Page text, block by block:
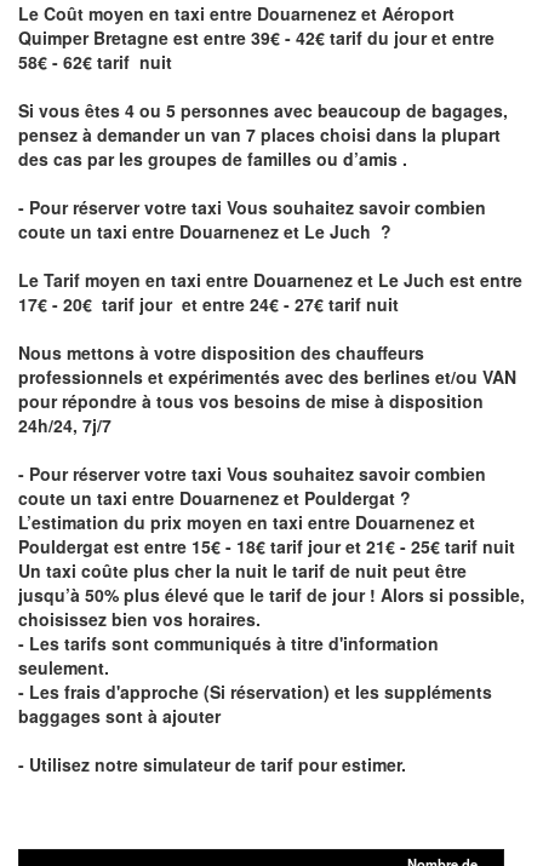
Le Coût moyen en taxi entre Douarnenez et Aéroport
Quimper Bretagne est entre 39€ - 42€ tarif du jour et entre
58€ - 62€ tarif nuit
Si vous êtes 4 ou 5 personnes avec beaucoup de bagages,
pensez à demander un van 7 places choisi dans la plupart
des cas par les groupes de familles ou d’amis .
- Pour réserver votre taxi Vous souhaitez savoircombien
coute un taxi entre Douarnenez et Le Juch ?
Le Tarif moyen en taxi entre Douarnenez et Le Juch est entre
17€ - 20€ tarif jour et entre 24€ - 27€ tarif nuit
Nous mettons à votre disposition des chauffeurs
professionnels et expérimentés avec des berlines et/ou VAN
pour répondre à tous vos besoins de mise à disposition
24h/24, 7j/7
- Pour réserver votre taxi Vous souhaitez savoircombien
coute un taxi entre Douarnenez et Pouldergat ?
L’estimation du prix moyen en taxi entre Douarnenez et
Pouldergat est entre 15€ - 18€ tarif jour et 21€ - 25€ tarif nuit
Un taxi coûte plus cher la nuit le tarif de nuit peut être
jusqu’à 50% plus élevé que le tarif de jour ! Alors si possible,
choisissez bien vos horaires.
- Les tarifs sont communiqués à titre d'information
seulement.
- Les frais d'approche (Si réservation) et les suppléments
baggages sont à ajouter
- Utilisez notre simulateur de tarif pour estimer.